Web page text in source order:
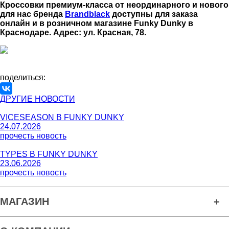
Кроссовки премиум-класса от неординарного и нового
для нас бренда Brandblack доступны для заказа
онлайн и в розничном магазине Funky Dunky в
Краснодаре. Адрес: ул. Красная, 78.
поделиться:
ДРУГИЕ НОВОСТИ
VICESEASON В FUNKY DUNKY
24.07.2026
прочесть новость
TYPES В FUNKY DUNKY
23.06.2026
прочесть новость
МАГАЗИН